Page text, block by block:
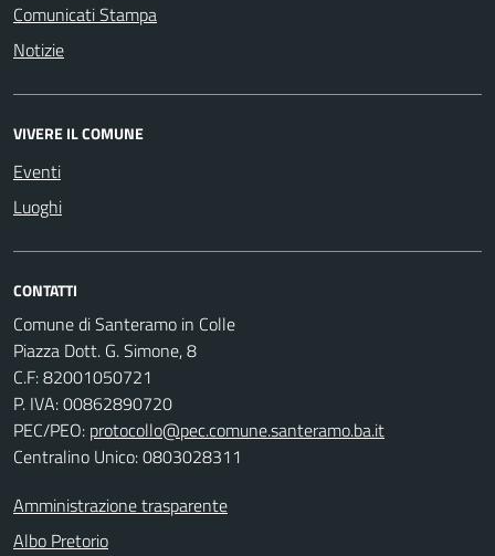
Comunicati Stampa
Notizie
VIVERE IL COMUNE
Eventi
Luoghi
CONTATTI
Comune di Santeramo in Colle
Piazza Dott. G. Simone, 8
C.F:82001050721
P. IVA:00862890720
PEC/PEO: protocollo@pec.comune.santeramo.ba.it
Centralino Unico: 0803028311
Amministrazione trasparente
Albo Pretorio